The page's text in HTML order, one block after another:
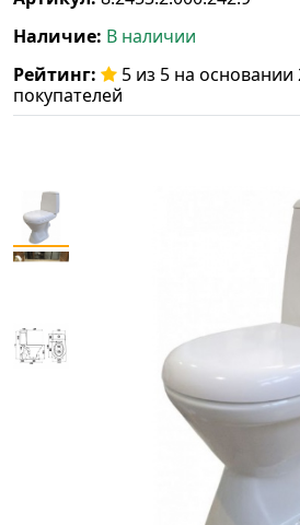
Наличие: В наличии
Рейтинг:
5 из 5 на основании
покупателей